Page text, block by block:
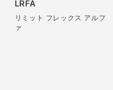
LRFA
リミット フレックス アルフ
ァ